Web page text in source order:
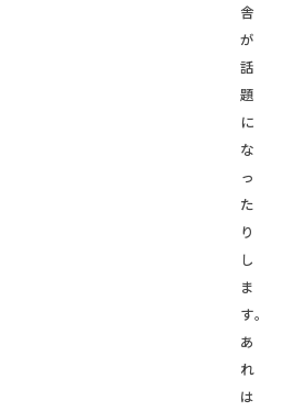
舎
が
話
題
に
な
っ
た
り
し
ま
す。
あ
れ
は